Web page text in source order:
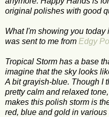
original polishes with good
What I'm showing you
was sent to me from Edgy
Tropical Storm has a base
imagine that the sky looks
A bit grayish-blue. Though I
pretty calm and relaxed
makes this polish storm is
red, blue and gold in